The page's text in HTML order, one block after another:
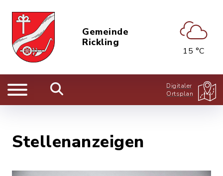
Gemeinde
Rickling
15 °C
Digitaler
Ortsplan
Stellenanzeigen